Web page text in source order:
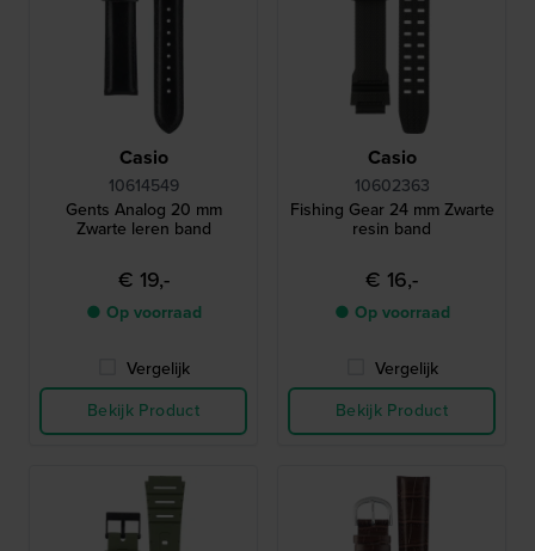
Casio
10614549
Gents Analog 20 mm
Zwarte leren band
€ 19,-
● Op voorraad
Vergelijk
Bekijk Product
Casio
10602363
Fishing Gear 24 mm Zwarte
resin band
€ 16,-
● Op voorraad
Vergelijk
Bekijk Product